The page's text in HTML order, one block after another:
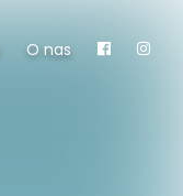
O nas